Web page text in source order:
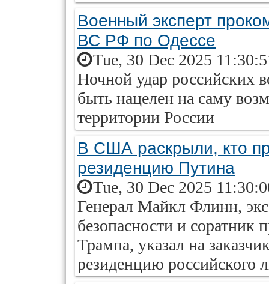
Военный эксперт
ВС РФ по Одессе
Tue, 30 Dec 2025
Ночной удар российских
быть нацелен на саму
территории России
В США раскрыли, кто
резиденцию Путина
Tue, 30 Dec 2025
Генерал Майкл Флинн,
безопасности и
Трампа, указал на
резиденцию российского